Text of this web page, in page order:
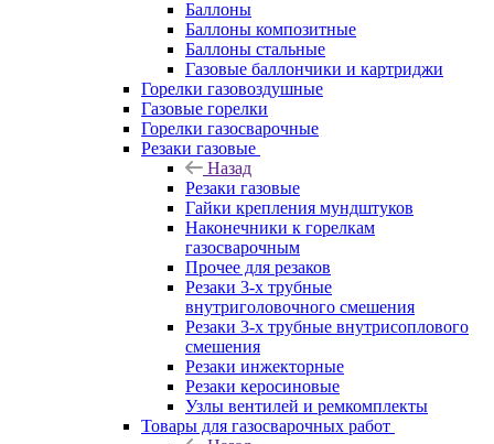
Баллоны
Баллоны композитные
Баллоны стальные
Газовые баллончики и картриджи
Горелки газовоздушные
Газовые горелки
Горелки газосварочные
Резаки газовые
Назад
Резаки газовые
Гайки крепления мундштуков
Наконечники к горелкам
газосварочным
Прочее для резаков
Резаки 3-х трубные
внутриголовочного смешения
Резаки 3-х трубные внутрисоплового
смешения
Резаки инжекторные
Резаки керосиновые
Узлы вентилей и ремкомплекты
Товары для газосварочных работ